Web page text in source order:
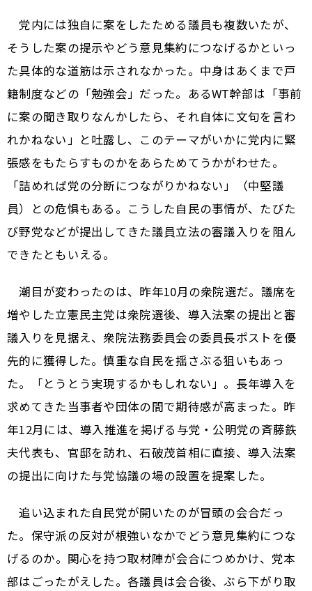
党内には独自に案をしたためる議員も複数いたが、
そうした案の提示やどう意見集約につなげるかといっ
た具体的な道筋は示されなかった。中身はあくまで戸
籍制度などの「勉強会」だった。あるWT幹部は「事前
に案の聞き取りなんかしたら、それ自体に文句を言わ
れかねない」と吐露し、このテーマがいかに党内に緊
張感をもたらすものかをあらためてうかがわせた。
「詰めれば党の分断につながりかねない」（中堅議
員）との危惧もある。こうした自民の事情が、たびた
び野党などが提出してきた議員立法の審議入りを阻ん
できたともいえる。
潮目が変わったのは、昨年10月の衆院選だ。議席を
増やした立憲民主党は衆院選後、導入法案の提出と審
議入りを見据え、衆院法務委員会の委員長ポストを優
先的に獲得した。慎重な自民を揺さぶる狙いもあっ
た。「とうとう実現するかもしれない」。長年導入を
求めてきた当事者や団体の間で期待感が高まった。昨
年12月には、導入推進を掲げる与党・公明党の斉藤鉄
夫代表も、官邸を訪れ、石破茂首相に直接、導入法案
の提出に向けた与党協議の場の設置を提案した。
追い込まれた自民党が開いたのが冒頭の会合だっ
た。保守派の反対が根強いなかでどう意見集約につな
げるのか――。関心を持つ取材陣が会合につめかけ、党本
部はごったがえした。各議員は会合後、ぶら下がり取